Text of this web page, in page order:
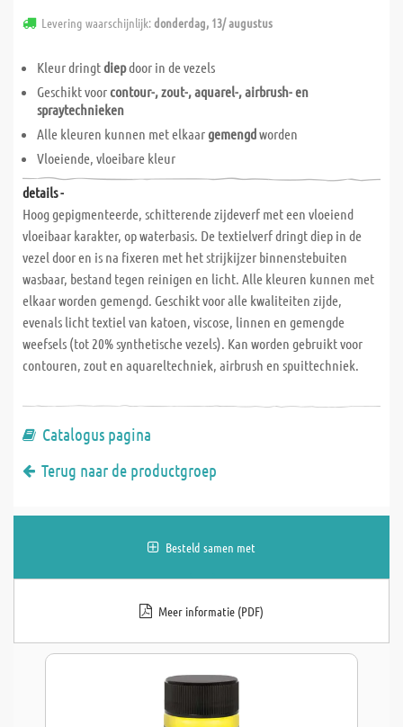
Levering waarschijnlijk:donderdag, 13/ augustus
Kleur dringtdiepdoor in de vezels
Geschikt voorcontour-, zout-, aquarel-, airbrush- en
spraytechnieken
Alle kleuren kunnen met elkaargemengdworden
Vloeiende, vloeibare kleur
details -
Hoog gepigmenteerde, schitterende zijdeverf met een vloeiend
vloeibaar karakter, op waterbasis. De textielverf dringt diep in de
vezel door en is na fixeren met het strijkijzer binnenstebuiten
wasbaar, bestand tegen reinigen en licht. Alle kleuren kunnen met
elkaar worden gemengd. Geschikt voor alle kwaliteiten zijde,
evenals licht textiel van katoen, viscose, linnen en gemengde
weefsels (tot 20% synthetische vezels). Kan worden gebruikt voor
contouren, zout en aquareltechniek, airbrush en spuittechniek.
Catalogus pagina
Terug naar de productgroep
Besteld samen met
Meer informatie (PDF)